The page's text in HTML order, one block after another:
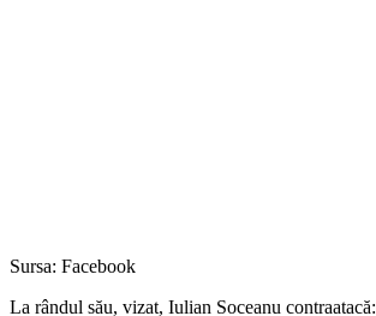
Sursa: Facebook
La rândul său, vizat, Iulian Soceanu contraatacă: